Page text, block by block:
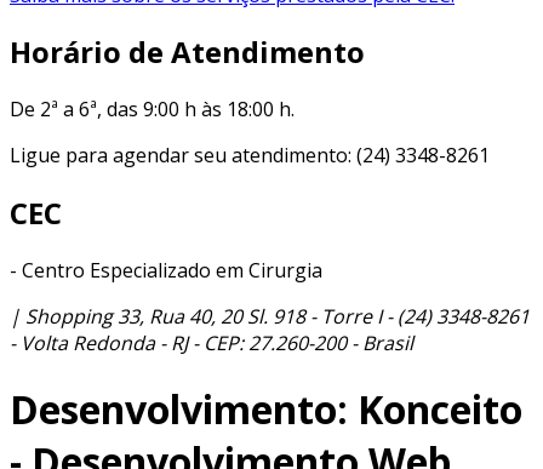
Horário de Atendimento
De 2ª a 6ª, das 9:00 h às 18:00 h.
Ligue para agendar seu atendimento: (24) 3348-8261
CEC
- Centro Especializado em Cirurgia
| Shopping 33, Rua 40, 20 Sl. 918 - Torre I-(24) 3348-8261
- Volta Redonda-RJ- CEP:27.260-200-Brasil
Desenvolvimento: Konceito